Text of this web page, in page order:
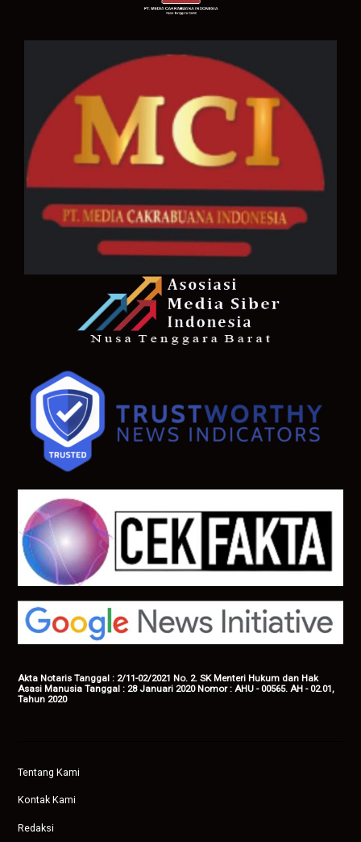
Akta Notaris Tanggal : 2/11-02/2021 No. 2. SK Menteri Hukum dan Hak
Asasi Manusia Tanggal : 28 Januari 2020 Nomor : AHU - 00565. AH - 02.01,
Tahun 2020
Tentang Kami
Kontak Kami
Redaksi